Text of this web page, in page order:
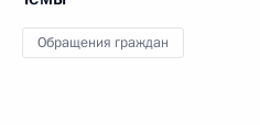
Обращения граждан